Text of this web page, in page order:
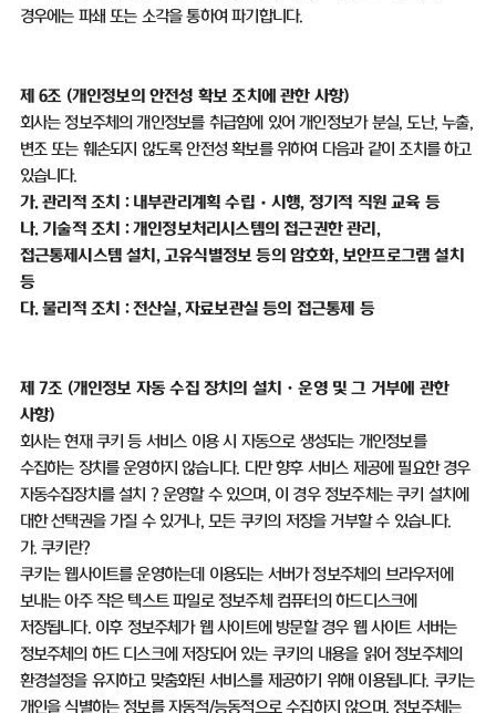
경우에는 파쇄 또는 소각을 통하여 파기합니다.
제 6조 (개인정보의 안전성 확보 조치에 관한 사항)
회사는 정보주체의 개인정보를 취급함에 있어 개인정보가 분실, 도난,누출,
변조 또는 훼손되지 않도록 안전성 확보를 위하여 다음과 같이 조치를 하고
있습니다.
가.관리적 조치 : 내부관리계획 수립· 시행, 정기적 직원 교육 등
나. 기술적 조치 :개인정보처리시스템의 접근권한 관리 ,
접근통제시스템 설치 , 고유식별정보 등의 암호화, 보안프로그램 설치
등
다.물리적 조치 :전산실, 자료보관실 등의 접근통제 등
제 7조 (개인정보 자동 수집 장치의 설치ㆍ운영 및 그 거부에 관한
사항)
회사는 현재 쿠키 등 서비스 이용 시 자동으로 생성되는 개인정보를
수집하는 장치를 운영하지 않습니다. 다만 향후 서비스 제공에 필요한 경우
자동수집장치를 설치 ？ 운영할 수 있으며, 이 경우 정보주체는 쿠키 설치에
대한 선택권을 가질 수 있거나, 모든 쿠키의 저장을 거부할 수 있습니다.
가.쿠키란?
쿠키는 웹사이트를 운영하는데 이용되는 서버가 정보주체의 브라우저에
보내는 아주 작은 텍스트 파일로 정보주체 컴퓨터의 하드디스크에
저장됩니다. 이후 정보주체가 웹 사이트에 방문할 경우 웹 사이트 서버는
정보주체의 하드 디스크에 저장되어 있는 쿠키의 내용을 읽어 정보주체의
환경설정을 유지하고 맞춤화된 서비스를 제공하기 위해 이용됩니다. 쿠키는
개인을 식별하는 정보를 자동적/능동적으로 수집하지 않으며,정보주체는